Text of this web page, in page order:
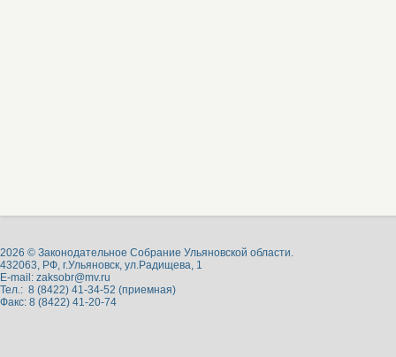
2026 © Законодательное Собрание Ульяновской области.
432063, РФ, г.Ульяновск, ул.Радищева, 1
E-mail: zaksobr@mv.ru
Тел.: 8 (8422) 41-34-52 (приемная)
Факс: 8 (8422) 41-20-74